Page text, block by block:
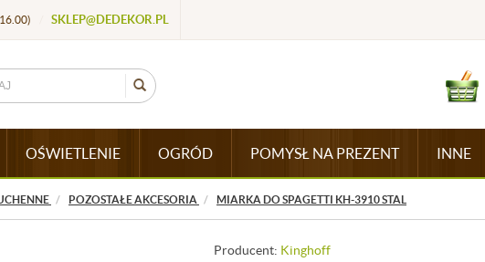
SKLEP@DEDEKOR.PL
OŚWIETLENIE OGRÓD POMYSŁ NA PREZENT INNE
POZOSTAŁE AKCESORIA MIARKA DO SPAGETTI KH-3910 STAL
Producent: Kinghoff